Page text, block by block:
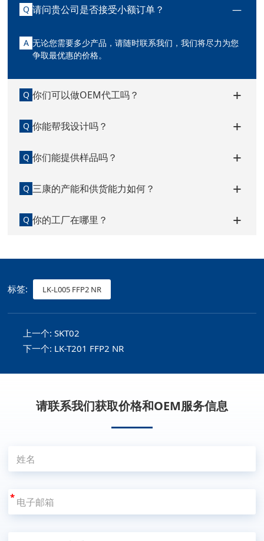
Q 请问贵公司是否接受小额订单？
A 无论您需要多少产品，请随时联系我们，我们将尽力为您
争取最优惠的价格。
Q 你们可以做OEM代工吗？
Q 你能帮我设计吗？
Q 你们能提供样品吗？
Q 三康的产能和供货能力如何？
Q 你的工厂在哪里？
标签: LK-L005 FFP2 NR
上一个:SKT02
下一个: LK-T201 FFP2 NR
请联系我们获取价格和OEM服务信息
*